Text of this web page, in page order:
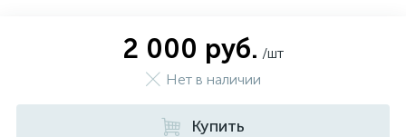
2 000 руб. /шт
Нет в наличии
Купить